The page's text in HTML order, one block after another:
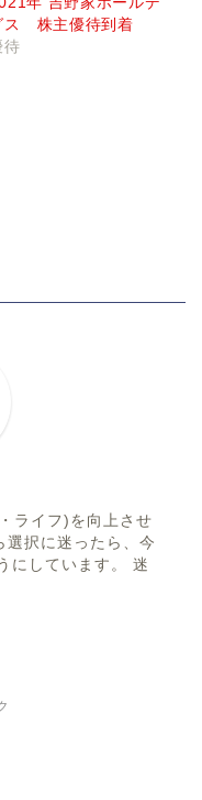
ス 株主優待到着
待
ライフ)を向上させ
択に迷ったら、今
にしています。 迷